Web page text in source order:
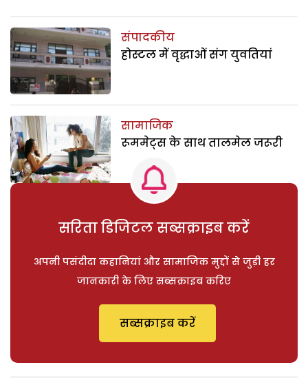
संपादकीय
होस्टल में वृद्धाओं संग युवतियां
सामाजिक
रूममेट्स के साथ तालमेल जरूरी
सरिता डिजिटल सब्सक्राइब करें
अपनी पसंदीदा कहानियां और सामाजिक मुद्दों से जुड़ी हर
जानकारी के लिए सब्सक्राइब करिए
सब्सक्राइब करें